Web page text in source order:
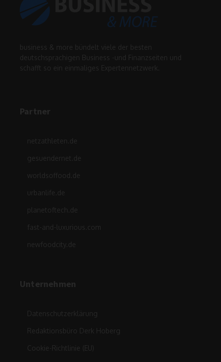
business & more bündelt viele der besten
deutschsprachigen Business -und Finanzseiten und
schafft so ein einmaliges Expertennetzwerk.
Partner
netzathleten.de
gesuendernet.de
worldsoffood.de
urbanlife.de
planetoftech.de
fast-and-luxurious.com
newfoodcity.de
Unternehmen
Datenschutzerklärung
Redaktionsbüro Derk Hoberg
Cookie-Richtlinie (EU)